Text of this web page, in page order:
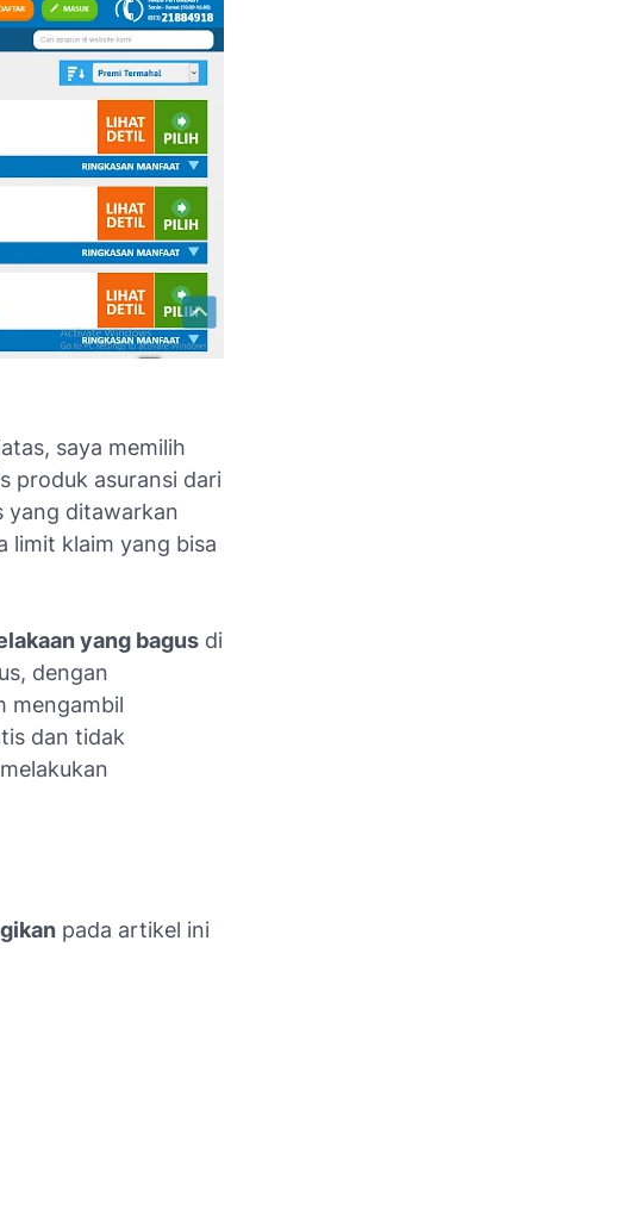
saya memilih
produk asuransi dari
yang ditawarkan
limit klaim yang bisa
yang bagus di
dengan
mengambil
dan tidak
pada artikel ini